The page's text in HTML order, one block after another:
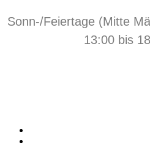
Sonn-/Feiertage (Mitte
13:00 bis